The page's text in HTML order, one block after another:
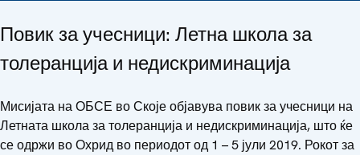
Повик за учесници: Летна школа за
толеранција и недискриминација
Мисијата на ОБСЕ во Скоје објавува повик за учесници на
Летната школа за толеранција и недискриминација, што ќе
се одржи во Охрид во периодот од 1 – 5 јули 2019. Рокот за